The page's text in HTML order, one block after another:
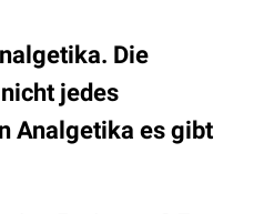
Die
jedes
Analgetika es gibt